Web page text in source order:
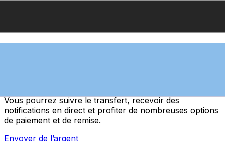
Vous pourrez suivre le transfert, recevoir des
notifications en direct et profiter de nombreuses options
de paiement et de remise.
Envoyer de l’argent